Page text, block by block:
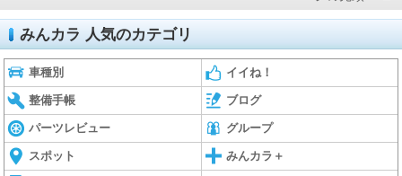
みんカラ 人気のカテゴリ
車種別 イイね！
整備手帳 ブログ
パーツレビュー グループ
スポット みんカラ＋